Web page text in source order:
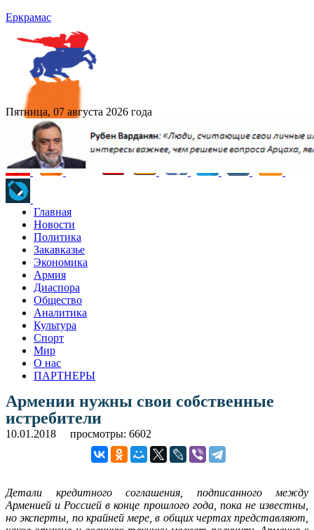
Еркрамас
Пятница, 07 августа 2026 года
Главная
Новости
Политика
Закавказье
Экономика
Армия
Диаспора
Общество
Аналитика
Культура
Спорт
Мир
О нас
ПАРТНЕРЫ
Армении нужны свои собственные
истребители
10.01.2018 просмотры: 6602
Детали кредитного соглашения, подписанного между
Арменией и Россией в конце прошлого года, пока не известны,
но эксперты, по крайней мере, в общих чертах представляют,